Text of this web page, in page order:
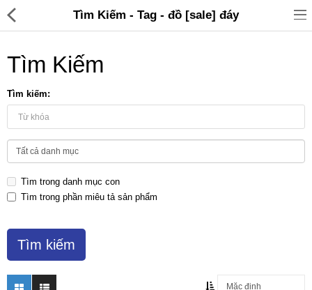
Điện gia dụng
Đồ tiện ích
Sản phẩm khác
Tìm Kiếm - Tag - đồ [sale] đáy
Tìm Kiếm
Tìm kiếm:
Tìm trong danh mục con
Tìm trong phần miêu tả sản phẩm